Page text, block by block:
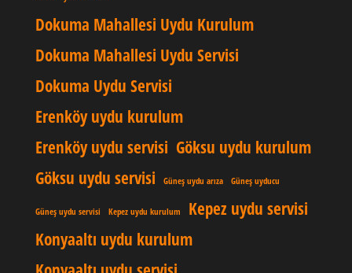
Dokuma Mahallesi Uydu Kurulum
Dokuma Mahallesi Uydu Servisi
Dokuma Uydu Servisi
Erenköy uydu kurulum
Erenköy uydu servisi Göksu uydu kurulum
Göksu uydu servisi
Güneş uydu arıza Güneş uyducu
Güneş uydu servisi Kepez uydu kurulum
Kepez uydu servisi
Konyaaltı uydu kurulum